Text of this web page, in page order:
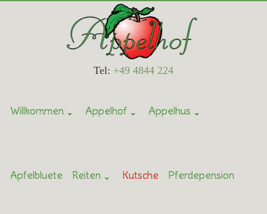
Tel: +49 4844 224
Willkommen Appelhof Appelhus
Apfelbluete Reiten Kutsche Pferdepension